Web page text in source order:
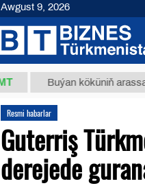
Buýan köküniň
Resmi habarlar
Guterriş
derejede
Awgust 9, 2026